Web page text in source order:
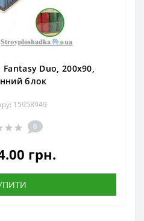
Duo, 200x90,
блок
15958949
0
грн.